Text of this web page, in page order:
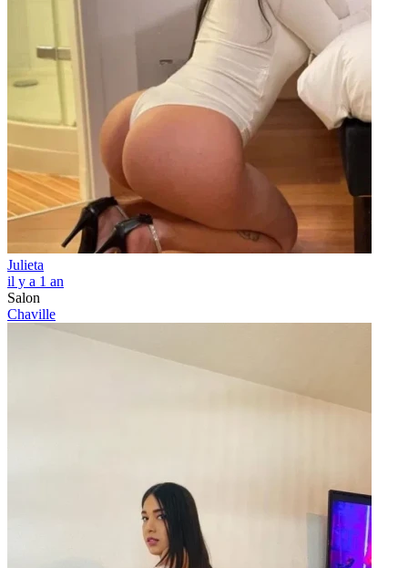
Julieta
il y a 1 an
Salon
Chaville